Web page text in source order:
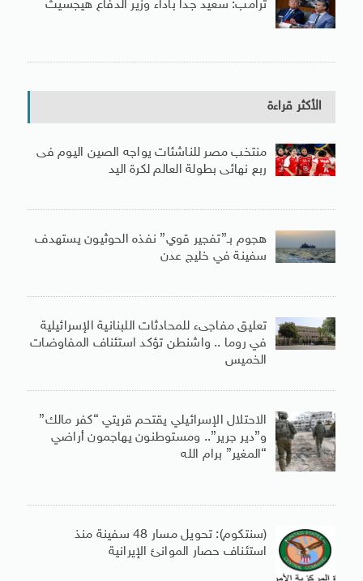
ترامب: سعيد جدا بأداء وزير الدفاع هيجسيث
الأكثر قراءة
منتخب مصر للناشئات يواجه الصين اليوم فى
ربع نهائى بطولة العالم لكرة اليد
هجوم بـ”تفجير قوي” نفذه الحوثيون يستهدف
سفينة في خليج عدن
تعليق مفاجىء للمحادثات اللبنانية الإسرائيلية
في روما .. واشنطن تؤكد استئناف المفاوضات
الخميس
الاحتلال الإسرائيلي يقتحم قريتي “كفر مالك”
و”دير جرير”.. ومستوطنون يهاجمون أراضي
“المغير” برام الله
(سنتكوم): تحويل مسار 48 سفينة منذ
استئناف حصار الموانئ الإيرانية